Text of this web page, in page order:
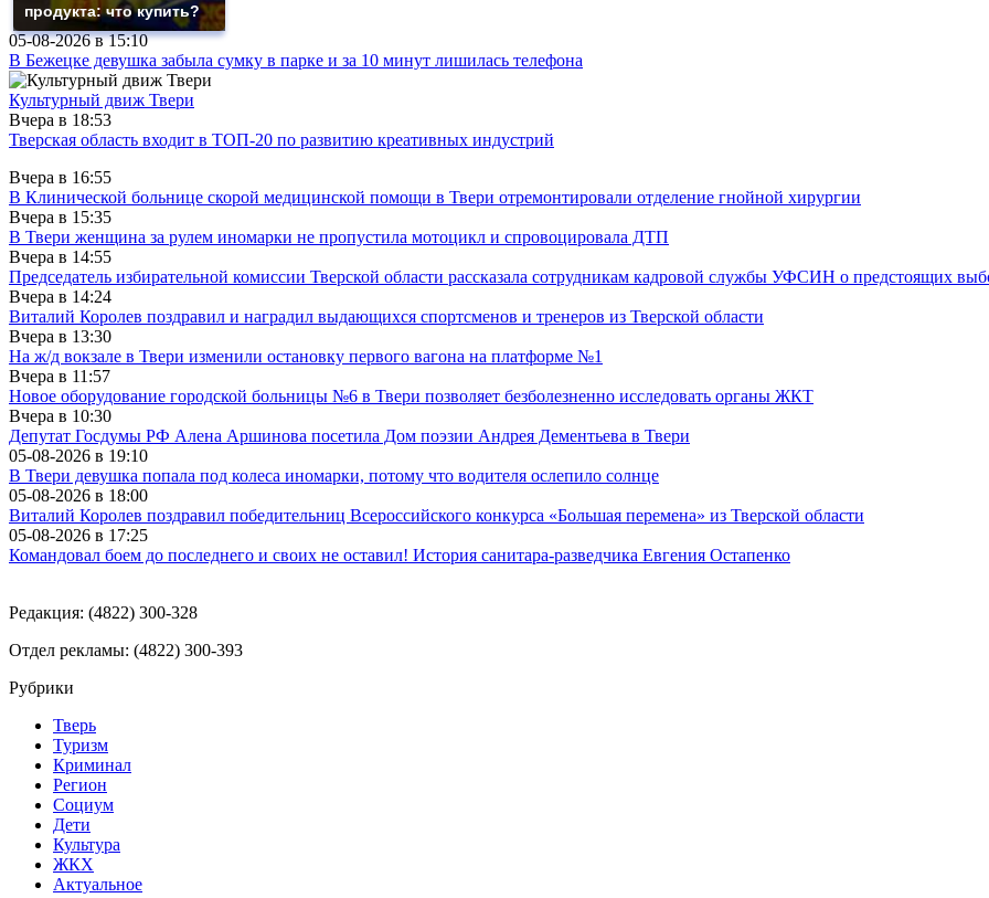
продукта: что купить?
05-08-2026 в15:10
В Бежецке девушка забыла сумку в парке и за 10 минут лишилась телефона
Культурный движ Твери
Вчера в 18:53
Тверская область входит в ТОП-20 по развитию креативных индустрий
Вчера в 16:55
В Клинической больнице скорой медицинской помощи в Твери отремонтировали отделение гнойной хирургии
Вчера в 15:35
В Твери женщина за рулем иномарки не пропустила мотоцикл и спровоцировала ДТП
Вчера в 14:55
Председатель избирательной комиссии Тверской области рассказала сотрудникам кадровой службы УФСИН о предстоящих
Вчера в 14:24
Виталий Королев поздравил и наградил выдающихся спортсменов и тренеров из Тверской области
Вчера в 13:30
На ж/д вокзале в Твери изменили остановку первого вагона на платформе №1
Вчера в 11:57
Новое оборудование городской больницы №6 в Твери позволяет безболезненно исследовать органы ЖКТ
Вчера в 10:30
Депутат Госдумы РФ Алена Аршинова посетила Дом поэзии Андрея Дементьева в Твери
05-08-2026 в 19:10
В Твери девушка попала под колеса иномарки, потому что водителя ослепило солнце
05-08-2026 в 18:00
Виталий Королев поздравил победительниц Всероссийского конкурса «Большая перемена» из Тверской области
05-08-2026 в 17:25
Командовал боем до последнего и своих не оставил! История санитара-разведчика Евгения Остапенко
Редакция: (4822) 300-328
Отдел рекламы: (4822) 300-393
Рубрики
Тверь
Туризм
Криминал
Регион
Социум
Дети
Культура
ЖКХ
Актуальное